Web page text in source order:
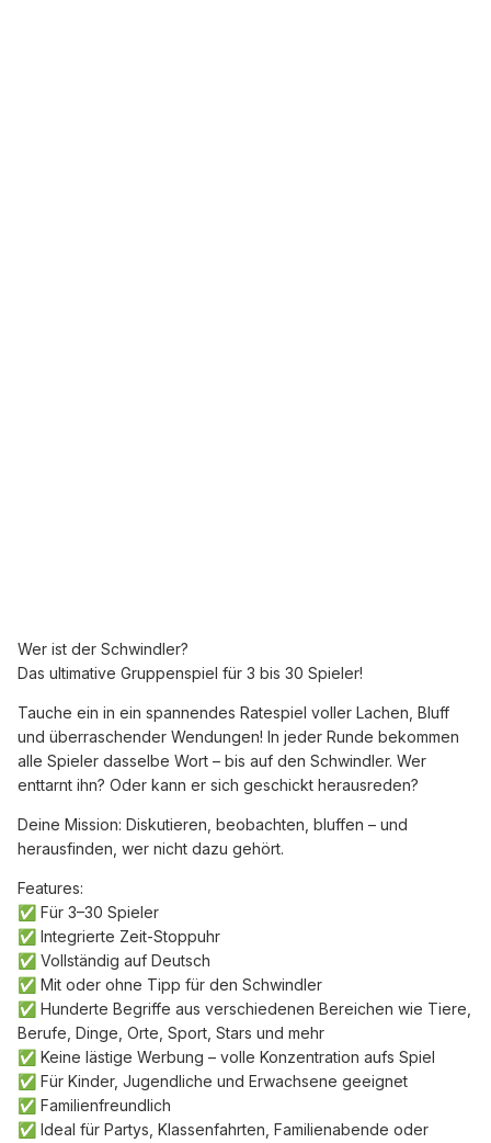
Wer ist der Schwindler?
Das ultimative Gruppenspiel für 3 bis 30 Spieler!
Tauche ein in ein spannendes Ratespiel voller Lachen, Bluff
und überraschender Wendungen! In jeder Runde bekommen
alle Spieler dasselbe Wort – bis auf den Schwindler. Wer
enttarnt ihn? Oder kann er sich geschickt herausreden?
Deine Mission: Diskutieren, beobachten, bluffen – und
herausfinden, wer nicht dazu gehört.
Features:
✅ Für 3–30 Spieler
✅ Integrierte Zeit-Stoppuhr
✅ Vollständig auf Deutsch
✅ Mit oder ohne Tipp für den Schwindler
✅ Hunderte Begriffe aus verschiedenen Bereichen wie Tiere,
Berufe, Dinge, Orte, Sport, Stars und mehr
✅ Keine lästige Werbung – volle Konzentration aufs Spiel
✅ Für Kinder, Jugendliche und Erwachsene geeignet
✅ Familienfreundlich
✅ Ideal für Partys, Klassenfahrten, Familienabende oder